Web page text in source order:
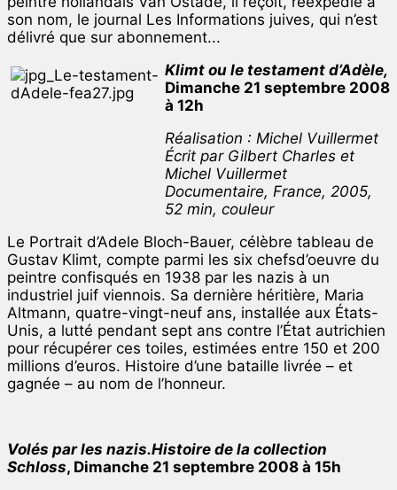
son nom, le journal Les Informations juives, qui n’est
délivré que sur abonnement...
Klimt ou le testament d’Adèle,
Dimanche 21 septembre 2008
à 12h
Réalisation : Michel Vuillermet
Écrit par Gilbert Charles et
Michel Vuillermet
Documentaire, France, 2005,
52 min, couleur
Le Portrait d’Adele Bloch-Bauer, célèbre tableau de
Gustav Klimt, compte parmi les six chefsd’oeuvre du
peintre confisqués en 1938 par les nazis à un
industriel juif viennois. Sa dernière héritière, Maria
Altmann, quatre-vingt-neuf ans, installée aux États-
Unis, a lutté pendant sept ans contre l’État autrichien
pour récupérer ces toiles, estimées entre 150 et 200
millions d’euros. Histoire d’une bataille livrée – et
gagnée – au nom de l’honneur.
Volés par les nazis.Histoire de la collection
Schloss, Dimanche 21 septembre 2008 à 15h